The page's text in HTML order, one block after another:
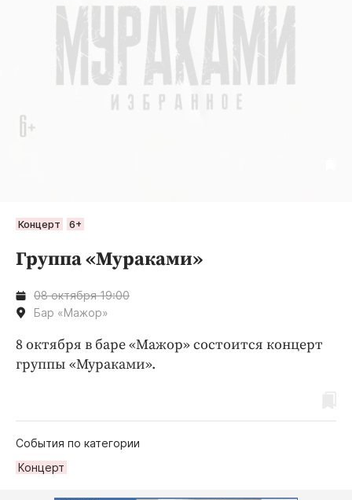
Концерт 6+
Группа «Мураками»
08 октября 19:00
Бар «Мажор»
8 октября в баре «Мажор» состоится концерт
группы «Мураками».
События по категории
Концерт